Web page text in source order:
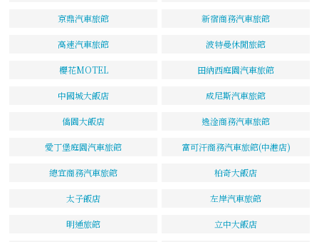
京鼎汽車旅館 新宿商務汽車旅館
高速汽車旅館 波特曼休閒旅館
櫻花MOTEL 田納西庭園汽車旅館
中國城大飯店 成尼斯汽車旅館
僑園大飯店 逸淦商務汽車旅館
愛丁堡庭園汽車旅館 富可汗商務汽車旅館(中港店)
總宜商務汽車旅館 柏奇大飯店
太子飯店 左岸汽車旅館
明通旅館 立中大飯店